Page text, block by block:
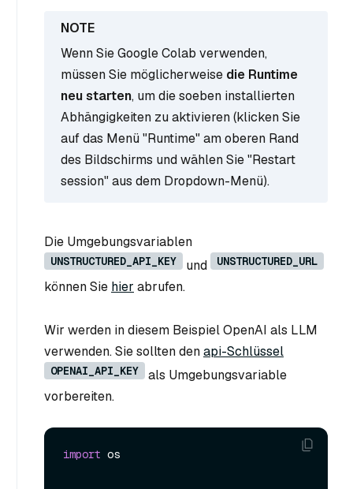
Wenn Sie Google Colab verwenden,
müssen Sie möglicherweise die Runtime
neu starten, um die soeben installierten
Abhängigkeiten zu aktivieren (klicken Sie
auf das Menü "Runtime" am oberen Rand
des Bildschirms und wählen Sie "Restart
session" aus dem Dropdown-Menü).
Die Umgebungsvariablen
UNSTRUCTURED_API_KEY und UNSTRUCTURED_URL
können Sie hier abrufen.
Wir werden in diesem Beispiel OpenAI als LLM
verwenden. Sie sollten denapi-Schlüssel
OPENAI_API_KEY
als Umgebungsvariable
vorbereiten.
import os